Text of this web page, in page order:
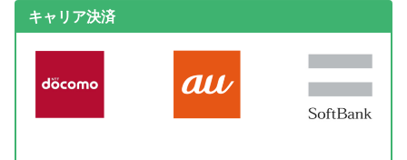
キャリア決済